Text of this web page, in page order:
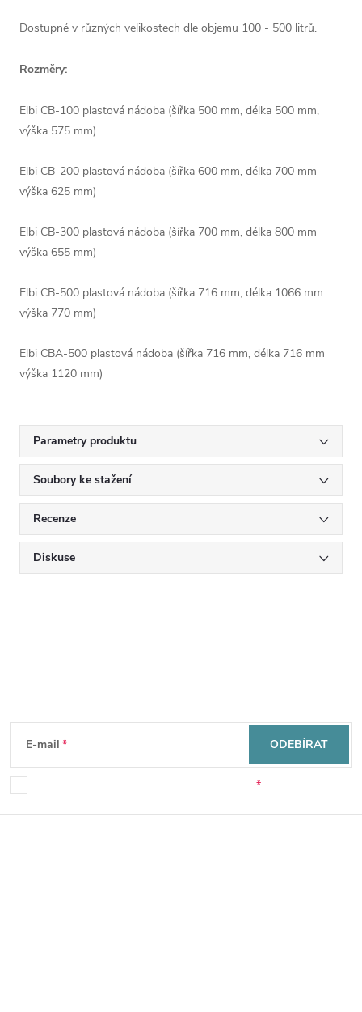
Dostupné v různých velikostech dle objemu 100 - 500 litrů.
Rozměry:
Elbi CB-100 plastová nádoba (šířka 500 mm, délka 500 mm,
výška 575 mm)
Elbi CB-200 plastová nádoba (šířka 600 mm, délka 700 mm
výška 625 mm)
Elbi CB-300 plastová nádoba (šířka 700 mm, délka 800 mm
výška 655 mm)
Elbi CB-500 plastová nádoba (šířka 716 mm, délka 1066 mm
výška 770 mm)
Elbi CBA-500 plastová nádoba (šířka 716 mm, délka 716 mm
výška 1120 mm)
Parametry produktu
Soubory ke stažení
Recenze
Diskuse
Z
p
E-mail ODEBÍRAT